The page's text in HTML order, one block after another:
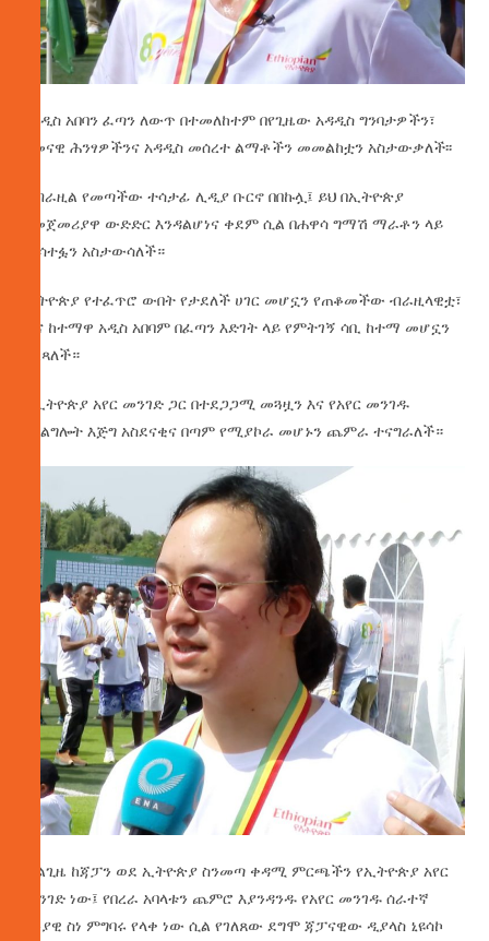
የአዲስ አበባን ፈጣን ለውጥ በተመለከተም በየጊዜው አዳዲስ ግንባታዎችን፣
ዘመናዊ ሕንፃዎችንና አዳዲስ መሰረተ ልማቶችን መመልከቷን አስታውቃለች፡፡
ከብራዚል የመጣችው ተሳታፊ ሊዲያ ቡርኖ በበኩሏ፤ ይህ በኢትዮጵያ
የመጀመሪያዋ ውድድር እንዳልሆነና ቀደም ሲል በሐዋሳ ግማሽ ማራቶን ላይ
መሳተፏን አስታውሳለች።
ኢትዮጵያ የተፈጥሮ ውበት የታደለች ሀገር መሆኗን የጠቆመችው ብራዚላዊቷ፣
ዋና ከተማዋ አዲስ አበባም በፈጣን እድገት ላይ የምትገኝ ሳቢ ከተማ መሆኗን
ገልጻለች።
ከኢትዮጵያ አየር መንገድ ጋር በተደጋጋሚ መጓዟን እና የአየር መንገዱ
አገልግሎት እጅግ አስደናቂና በጣም የሚያኮራ መሆኑን ጨምራ ተናግራለች።
ሁልጊዜ ከጃፓን ወደ ኢትዮጵያ ስንመጣ ቀዳሚ ምርጫችን የኢትዮጵያ አየር
መንገድ ነው፤ የበረራ አባላቱን ጨምሮ እያንዳንዱ የአየር መንገዱ ሰራተኛ
ሙያዊ ስነ ምግባሩ የላቀ ነው ሲል የገለጸው ደግሞ ጃፓናዊው ዲያላስ ኒዩሳኮ